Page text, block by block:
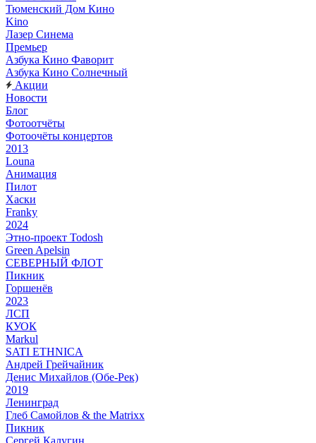
Тюменский Дом Кино
Kino
Лазер Синема
Премьер
Азбука Кино Фаворит
Азбука Кино Солнечный
Акции
Новости
Блог
Фотоотчёты
Фотоочёты концертов
2013
Louna
Анимация
Пилот
Хаски
Franky
2024
Этно-проект Todosh
Green Apelsin
СЕВЕРНЫЙ ФЛОТ
Пикник
Горшенёв
2023
ЛСП
КУОК
Markul
SATI ETHNICA
Андрей Грейчайник
Денис Михайлов (Обе-Рек)
2019
Ленинград
Глеб Самойлов & the Matrixx
Пикник
Сергей Калугин